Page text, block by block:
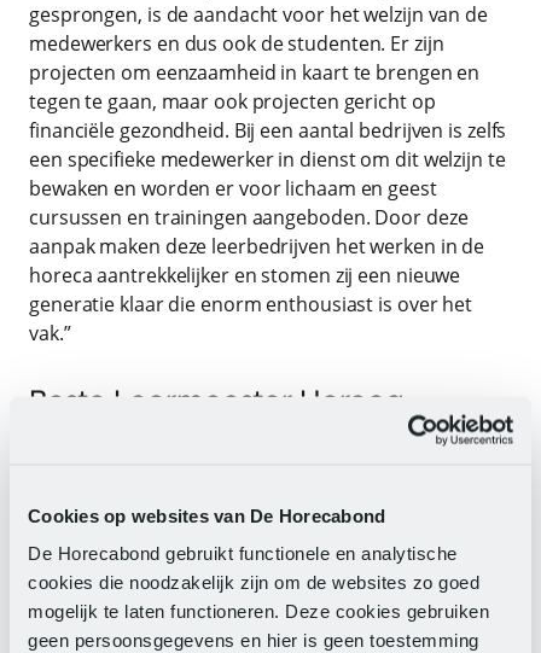
Cookies op websites van De Horecabond
De Horecabond gebruikt functionele en analytische
cookies die noodzakelijk zijn om de websites zo goed
mogelijk te laten functioneren. Deze cookies gebruiken
geen persoonsgegevens en hier is geen toestemming
gesprongen, is de aandacht voor het welzijn van de
medewerkers en dus ook de studenten. Er zijn
projecten om eenzaamheid in kaart te brengen en
tegen te gaan, maar ook projecten gericht op
financiële gezondheid. Bij een aantal bedrijven is zelfs
een specifieke medewerker in dienst om dit welzijn te
bewaken en worden er voor lichaam en geest
cursussen en trainingen aangeboden. Door deze
aanpak maken deze leerbedrijven het werken in de
horeca aantrekkelijker en stomen zij een nieuwe
generatie klaar die enorm enthousiast is over het
vak.”
Beste Leermeester Horeca
titel Beste Leermeester Horeca 2024/2025. De beste
leermeester kwam in beeld bij de bezoeken van de
vakjury aan de leerbedrijven in de Top 10. Deze prijs
is bedoeld voor de leermeester, die er met zijn of
haar eigen kwaliteiten bovenuit steekt. De